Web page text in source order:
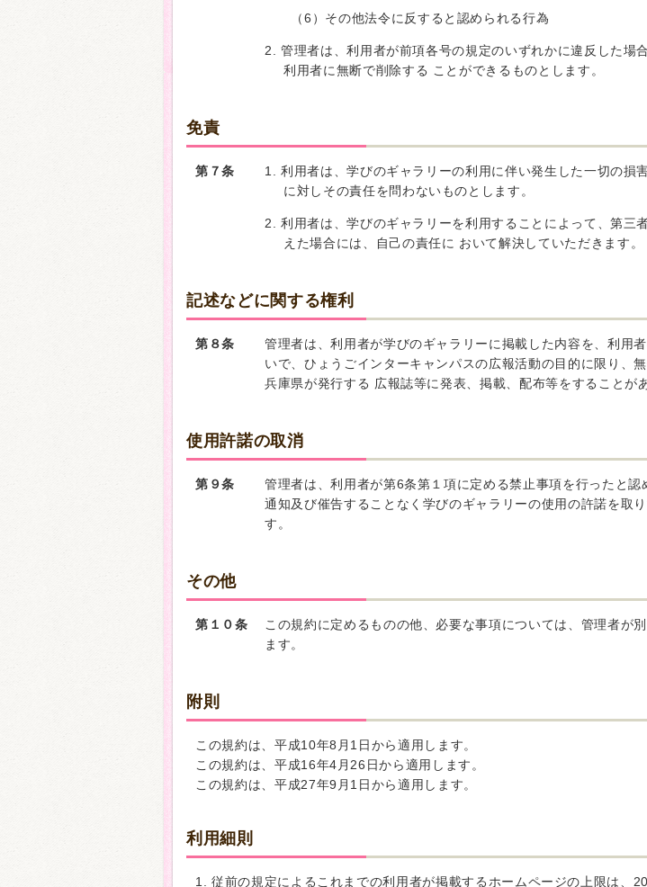
（6）その他法令に反すると認められる行為
2. 管理者は、利用者が前項各号の規定のいずれかに違反した場
利用者に無断で削除する ことができるものとします。
免責
第７条
1. 利用者は、学びのギャラリーの利用に伴い発生した一切の損
に対しその責任を問わないものとします。
2. 利用者は、学びのギャラリーを利用することによって、第三
えた場合には、自己の責任に おいて解決していただきます。
記述などに関する権利
第８条
管理者は、利用者が学びのギャラリーに掲載した内容を、利用
いで、ひょうごインターキャンパスの広報活動の目的に限り、無
兵庫県が発行する 広報誌等に発表、掲載、配布等をすることが
使用許諾の取消
第９条
管理者は、利用者が第6条第１項に定める禁止事項を行ったと認
通知及び催告することなく学びのギャラリーの使用の許諾を取
す。
その他
第１０条
この規約に定めるものの他、必要な事項については、管理者が
ます。
附則
この規約は、平成10年8月1日から適用します。
この規約は、平成16年4月26日から適用します。
この規約は、平成27年9月1日から適用します。
利用細則
1. 従前の規定によるこれまでの利用者が掲載するホームページの上限は、